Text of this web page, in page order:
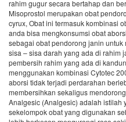
rahim gugur secara bertahap dan
Misoprostol merupakan obat
cyrux, Obat ini termasuk kombinasi
anda bisa mengkonsumsi obat
sebagai obat pendorong janin
sisa – sisa darah yang ada di rahim
pembersih rahim yang ada di
menggunakan kombinasi Cytotec
aborsi tidak terjadi perdarahan
membersihkan sekaligus
Analgesic (Analgesic) adalah istilah
sekelompok obat yang digunakan